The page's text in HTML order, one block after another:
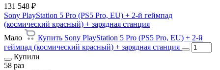
131 548 ₽
Sony PlayStation 5 Pro (PS5 Pro, EU) + 2-й геймпад
(космический красный) + зарядная станция
Мало
Купить Sony PlayStation 5 Pro (PS5 Pro, EU) + 2-й
геймпад (космический красный) + зарядная станция
Купили
58 раз